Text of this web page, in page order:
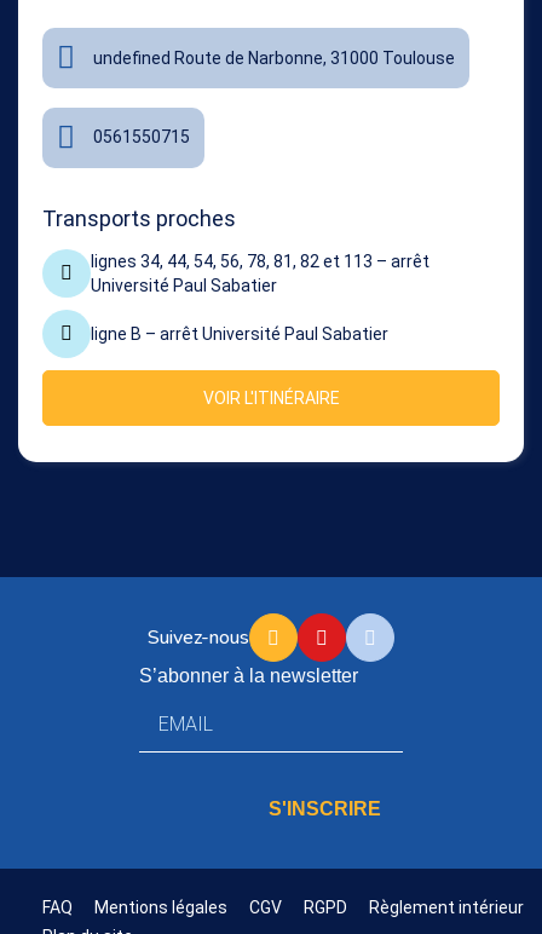
undefined Route de Narbonne, 31000 Toulouse
0561550715
Transports proches
lignes 34, 44, 54, 56, 78, 81, 82 et 113 – arrêt
Université Paul Sabatier
ligne B – arrêt Université Paul Sabatier
VOIR L'ITINÉRAIRE
Suivez-nous
S’abonner à la newsletter
S'INSCRIRE
FAQ Mentions légales CGV RGPD
Règlement intérieur